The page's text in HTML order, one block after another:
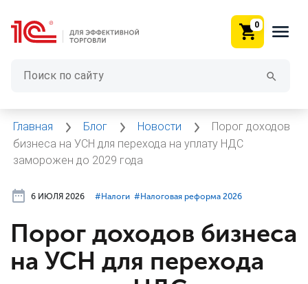
0
Главная Блог Новости
Порог доходов
бизнеса на УСН для перехода на уплату НДС
заморожен до 2029 года
6 ИЮЛЯ 2026 #⁣Налоги #⁣Налоговая реформа 2026
Порог доходов бизнеса
на УСН для перехода